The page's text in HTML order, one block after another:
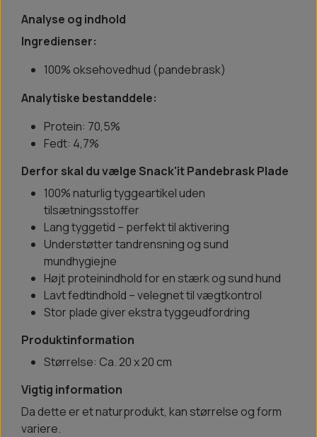
Analyse og indhold
Ingredienser:
100% oksehovedhud (pandebrask)
Analytiske bestanddele:
Protein: 70,5%
Fedt: 4,7%
Derfor skal du vælge Snack'it Pandebrask Plade
100% naturlig tyggeartikel uden
tilsætningsstoffer
Lang tyggetid – perfekt til aktivering
Understøtter tandrensning og sund
mundhygiejne
Højt proteinindhold for en stærk og sund hund
Lavt fedtindhold – velegnet til vægtkontrol
Stor plade giver ekstra tyggeudfordring
Produktinformation
Størrelse: Ca. 20 x 20 cm
Vigtig information
Da dette er et naturprodukt, kan størrelse og form
variere.